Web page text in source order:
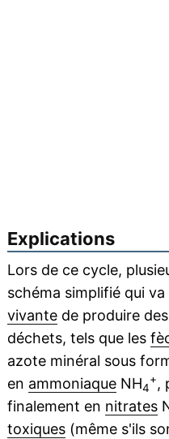
Explications
Lors de ce cycle,
schéma simplifié qui va
vivantede produire des
déchets, tels que les
azote minéral sous
en ammoniaqueNH4
+,
finalement en nitrates
toxiques(même s'ils